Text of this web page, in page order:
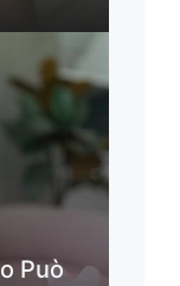
Può